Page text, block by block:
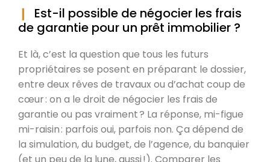
Est-il possible de négocier les frais
de garantie pour un prêt immobilier ?
Et là, c’est la question que tous les futurs
propriétaires se posent en préparant le dossier,
entre deux rêves de travaux ou d’achat coup de
cœur : on a le droit de négocier les frais de
garantie ou pas vraiment ? La réponse, mi-figue
mi-raisin : parfois oui, parfois non. Ça dépend de
la simulation, du budget, de l’agence, du banquier
(et un peu de la lune, aussi !). Comparer les